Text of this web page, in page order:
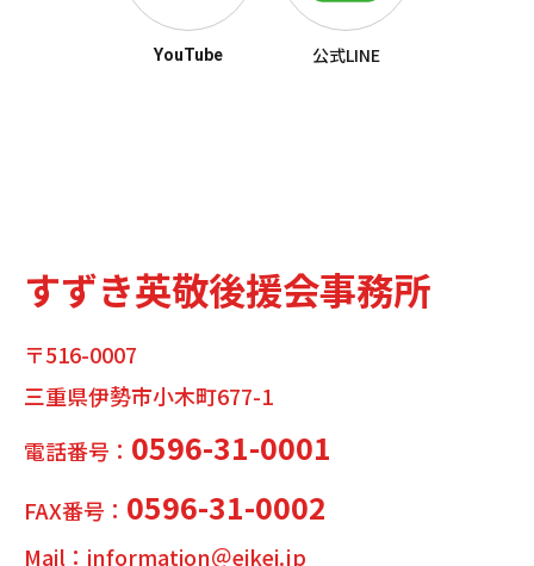
YouTube 公式LINE
すずき英敬後援会事務所
〒516-0007
三重県伊勢市小木町677-1
電話番号： 0596-31-0001
FAX番号： 0596-31-0002
Mail：information＠eikei.jp